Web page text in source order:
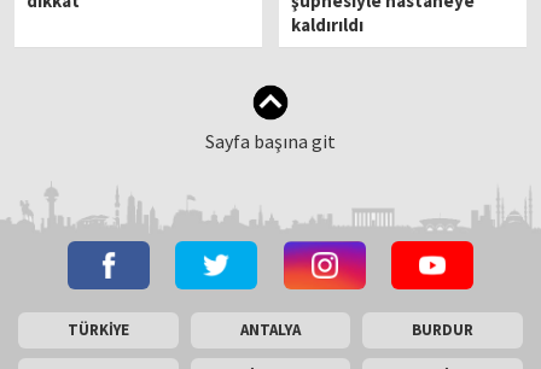
kaldırıldı
Sayfa başına git
TÜRKİYE ANTALYA BURDUR